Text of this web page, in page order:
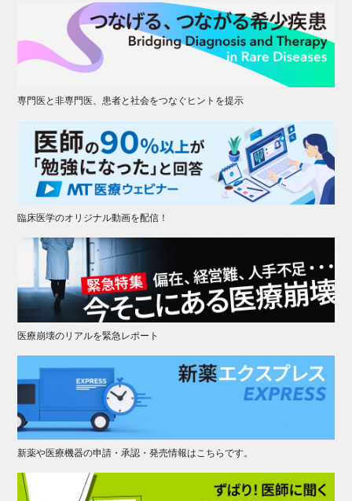
専門医と非専門医、患者と社会をつなぐヒントを提示
臨床医学のオリジナル動画を配信！
医療崩壊のリアルを緊急レポート
新薬や医療機器の申請・承認・発売情報はこちらです。